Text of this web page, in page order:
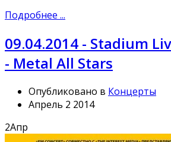
Подробнее ...
09.04.2014 - Stadium
- Metal All Stars
Опубликовано в Концерты
Апрель 2 2014
2Апр